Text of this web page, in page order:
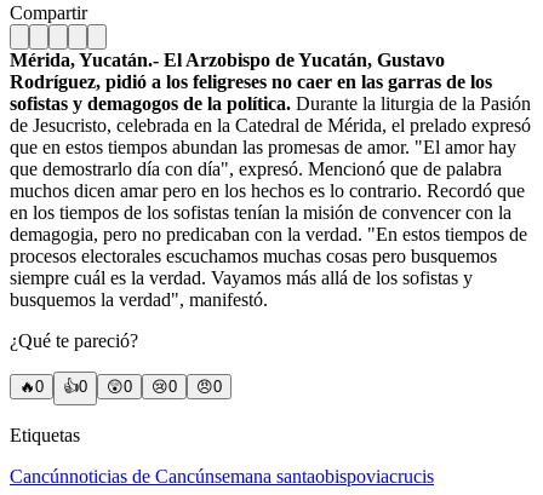
Compartir
Mérida, Yucatán.- El Arzobispo de Yucatán, Gustavo
Rodríguez, pidió a los feligreses no caer en las garras de los
sofistas y demagogos de la política. Durante la liturgia de la Pasión
de Jesucristo, celebrada en la Catedral de Mérida, el prelado expresó
que en estos tiempos abundan las promesas de amor. "El amor hay
que demostrarlo día con día", expresó. Mencionó que de palabra
muchos dicen amar pero en los hechos es lo contrario. Recordó que
en los tiempos de los sofistas tenían la misión de convencer con la
demagogia, pero no predicaban con la verdad. "En estos tiempos de
procesos electorales escuchamos muchas cosas pero busquemos
siempre cuál es la verdad. Vayamos más allá de los sofistas y
busquemos la verdad", manifestó.
¿Qué te pareció?
🔥0 👍0 😲0 😢0 😠0
Etiquetas
Cancúnnoticias de Cancúnsemana santaobispoviacrucis